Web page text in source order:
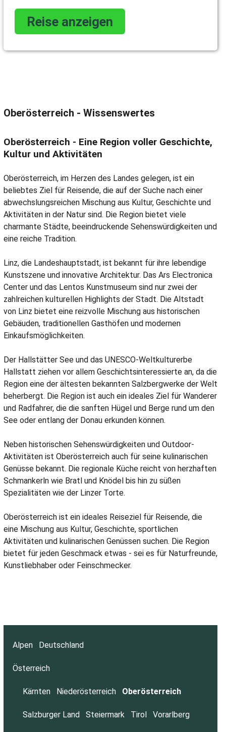
Reise anzeigen
Oberösterreich - Wissenswertes
Oberösterreich - Eine Region voller Geschichte,
Kultur und Aktivitäten
Oberösterreich, im Herzen des Landes gelegen, ist ein
beliebtes Ziel für Reisende, die auf der Suche nach einer
abwechslungsreichen Mischung aus Kultur, Geschichte und
Aktivitäten in der Natur sind. Die Region bietet viele
charmante Städte, beeindruckende Sehenswürdigkeiten und
eine reiche Tradition.
Linz, die Landeshauptstadt, ist bekannt für ihre lebendige
Kunstszene und innovative Architektur. Das Ars Electronica
Center und das Lentos Kunstmuseum sind nur zwei der
zahlreichen kulturellen Highlights der Stadt. Die Altstadt
von Linz bietet eine reizvolle Mischung aus historischen
Gebäuden, traditionellen Gasthöfen und modernen
Einkaufsmöglichkeiten.
Der Hallstätter See und das UNESCO-Weltkulturerbe
Hallstatt ziehen vor allem Geschichtsinteressierte an, da die
Region eine der ältesten bekannten Salzbergwerke der Welt
beherbergt. Die Region ist auch ein ideales Ziel für Wanderer
und Radfahrer, die die sanften Hügel und Berge rund um den
See oder entlang der Donau erkunden können.
Neben historischen Sehenswürdigkeiten und Outdoor-
Aktivitäten ist Oberösterreich auch für seine kulinarischen
Genüsse bekannt. Die regionale Küche reicht von herzhaften
Schmankerln wie Bratl und Knödel bis hin zu süßen
Spezialitäten wie der Linzer Torte.
Oberösterreich ist ein ideales Reiseziel für Reisende, die
eine Mischung aus Kultur, Geschichte, sportlichen
Aktivitäten und kulinarischen Genüssen suchen. Die Region
bietet für jeden Geschmack etwas - sei es für Naturfreunde,
Kunstliebhaber oder Feinschmecker.
Alpen Deutschland
Österreich
Kärnten Niederösterreich Oberösterreich
Salzburger Land Steiermark Tirol Vorarlberg